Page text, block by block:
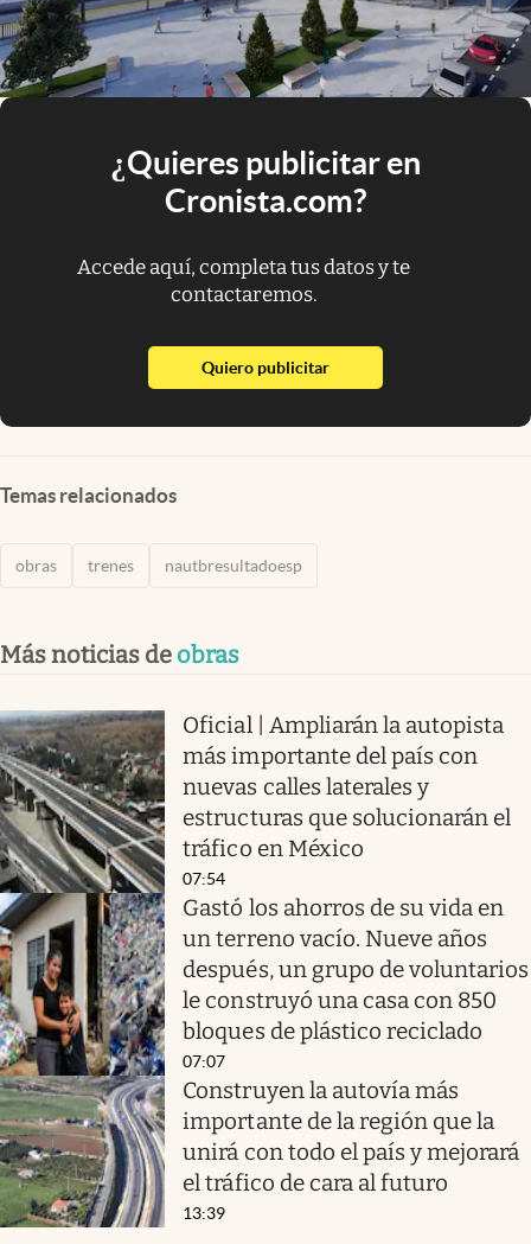
¿Quieres publicitar en
Cronista.com?
Accede aquí, completa tus datos y te
contactaremos.
Quiero publicitarabre en nueva pestaña
Temas relacionados
obras trenes nautbresultadoesp
Más noticias de obras
Oficial | Ampliarán la autopista
más importante del país con
nuevas calles laterales y
estructuras que solucionarán el
tráfico en México
07:54
Gastó los ahorros de su vida en
un terreno vacío. Nueve años
después, un grupo de voluntarios
le construyó una casa con 850
bloques de plástico reciclado
07:07
Construyen la autovía más
importante de la región que la
unirá con todo el país y mejorará
el tráfico de cara al futuro
13:39